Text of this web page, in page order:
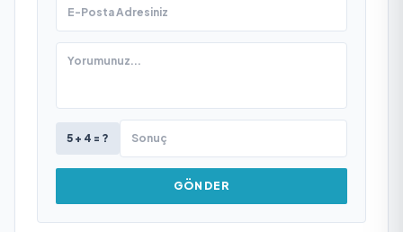
5 + 4 = ?
GÖNDER